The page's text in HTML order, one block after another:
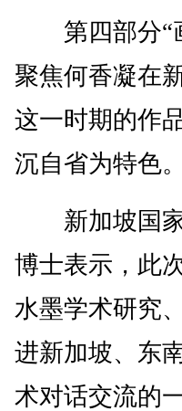
第四部分“画
聚焦何香凝在
这一时期的作
沉自省为特色。
新加坡国家
博士表示，此
水墨学术研究
进新加坡、东
术对话交流的